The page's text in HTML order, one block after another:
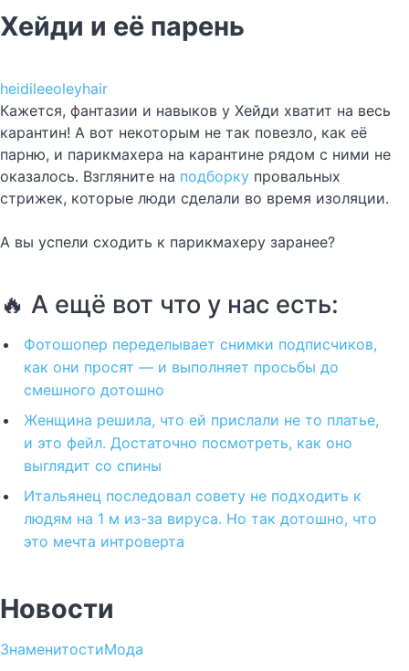
Хейди и её парень
heidileeoleyhair
Кажется, фантазии и навыков у Хейди хватит на весь
карантин! А вот некоторым не так повезло, как её
парню, и парикмахера на карантине рядом с ними не
оказалось. Взгляните на подборку провальных
стрижек, которые люди сделали во время изоляции.
А вы успели сходить к парикмахеру заранее?
🔥 А ещё вот что у нас есть:
Фотошопер переделывает снимки подписчиков,
как они просят — и выполняет просьбы до
смешного дотошно
Женщина решила, что ей прислали не то платье,
и это фейл. Достаточно посмотреть, как оно
выглядит со спины
Итальянец последовал совету не подходить к
людям на 1 м из-за вируса. Но так дотошно, что
это мечта интроверта
Новости
ЗнаменитостиМода